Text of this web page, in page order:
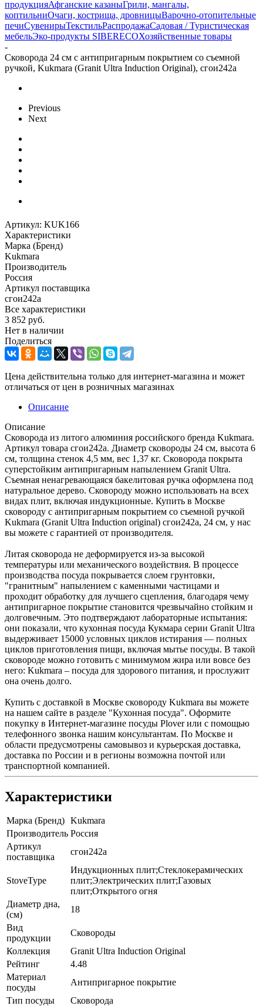
продукцияАфганские казаныГрили, мангалы,
коптильниОчаги, кострища, дровницыВарочно-отопительные
печиСувенирыТекстильРаспродажаСадовая / Туристическая
мебельЭко-продукты SIBERECOХозяйственные товары
-
Сковорода 24 см с антипригарным покрытием со съемной
ручкой, Kukmara (Granit Ultra Induction Original), сгои242а
Previous
Next
Артикул: KUK166
Характеристики
Марка (Бренд)
Kukmara
Производитель
Россия
Артикул поставщика
сгои242а
Все характеристики
3 852 руб.
Нет в наличии
Поделиться
Цена действительна только для интернет-магазина и может
отличаться от цен в розничных магазинах
Описание
Описание
Сковорода из литого алюминия российского бренда Kukmara.
Артикул товара сгои242а. Диаметр сковороды 24 см, высота 6
см, толщина стенок 4,5 мм, вес 1,37 кг. Сковорода покрыта
суперстойким антипригарным напылением Granit Ultra.
Съемная ненагревающаяся бакелитовая ручка оформлена под
натуральное дерево. Сковороду можно использовать на всех
видах плит, включая индукционные. Купить в Москве
сковороду с антипригарным покрытием со съемной ручкой
Kukmara (Granit Ultra Induction original) сгои242а, 24 см, у нас
вы можете с гарантией от производителя.
Литая сковорода не деформируется из-за высокой
температуры или механического воздействия. В процессе
производства посуда покрывается слоем грунтовки,
"гранитным" напылением с каменными частицами и
проходит обработку для лучшего сцепления, благодаря чему
антипригарное покрытие становится чрезвычайно стойким и
долговечным. Это подтверждают лабораторные испытания:
они показали, что кухонная посуда Кукмара серии Granit Ultra
выдерживает 15000 условных циклов истирания — полных
циклов приготовления пищи, включая мытье посуды. В такой
сковороде можно готовить с минимумом жира или вовсе без
него: Kukmara – посуда для здорового питания, и прослужит
она очень долго.
Купить с доставкой в Москве сковороду Kukmara вы можете
на нашем сайте в разделе "Кухонная посуда". Оформите
покупку в Интернет-магазине посуды Plover или с помощью
телефонного звонка нашим консультантам. По Москве и
области предусмотрены самовывоз и курьерская доставка,
доставка по России и в регионы возможна почтой или
транспортной компанией.
Характеристики
Марка (Бренд) Kukmara
Производитель Россия
Артикул
поставщика
сгои242а
StoveType
Индукционных плит;Стеклокерамических
плит;Электрических плит;Газовых
плит;Открытого огня
Диаметр дна,
(см)
18
Вид
продукции
Сковороды
Коллекция
Granit Ultra Induction Original
Рейтинг
4.48
Материал
посуды
Антипригарное покрытие
Тип посуды
Сковорода